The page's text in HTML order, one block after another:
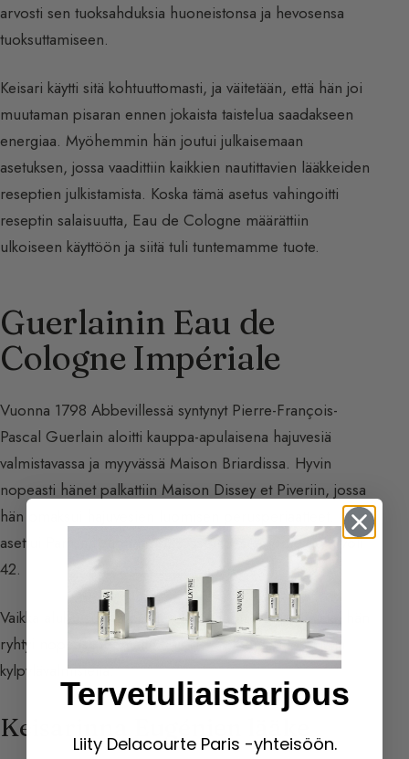
arvosti sen tuoksahduksia huoneistonsa ja hevosensa
tuoksuttamiseen.
Keisari käytti sitä kohtuuttomasti, ja väitetään, että hän joi
muutaman pisaran ennen jokaista taistelua saadakseen
energiaa. Myöhemmin hän joutui julkaisemaan
asetuksen, jossa vaadittiin kaikkien nautittavien lääkkeiden
reseptien julkistamista. Koska tämä asetus vahingoitti
reseptin salaisuutta, Eau de Cologne määrättiin
ulkoiseen käyttöön ja siitä tuli tuntemamme tuote.
Guerlainin Eau de
Cologne Impériale
Vuonna 1798 Abbevillessä syntynyt Pierre-François-
Pascal Guerlain aloitti kauppa-apulaisena hajuvesiä
valmistavassa ja myyvässä Maison Briardissa. Hyvin
nopeasti hänet palkattiin Maison Dissey et Piveriin, jossa
hän omaksui hajuvesien luomisen perusperiaatteet. Hän
asettui Pariisiin vuonna 1828 osoitteeseen Rue de Rivoli
42.
Vaikka aluksi suurin osa tuotteista tuotiin Englannista, hän
ryhtyi nopeasti luomaan Eau de Cologne -tuoksuja ja
kylpylävalmisteita.
Keisarinna Eugénien lääke
Tervetuliaistarjous
Liity Delacourte Paris -yhteisöön.